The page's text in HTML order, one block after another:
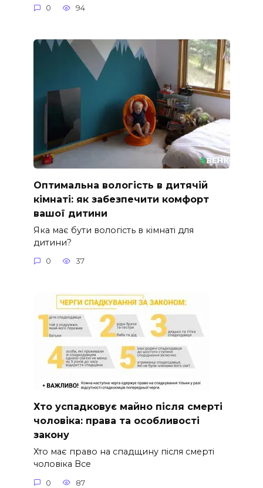
0 94
Оптимальна вологість в дитячій
кімнаті: як забезпечити комфорт
вашої дитини
Яка має бути вологість в кімнаті для
дитини?
0 37
Хто успадковує майно після смерті
чоловіка: права та особливості
закону
Хто має право на спадщину після смерті
чоловіка Все
0 87